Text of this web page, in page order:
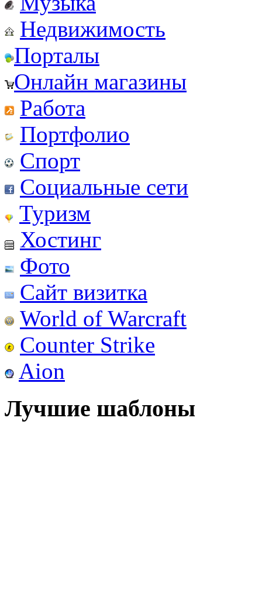
Недвижимость
Порталы
Онлайн магазины
Работа
Портфолио
Спорт
Социальные сети
Туризм
Хостинг
Фото
Сайт визитка
World of Warcraft
Counter Strike
Aion
Лучшие шаблоны